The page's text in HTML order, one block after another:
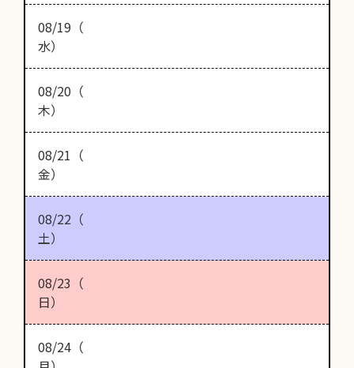
08/19（
水）
08/20（
木）
08/21（
金）
08/22（
土）
08/23（
日）
08/24（